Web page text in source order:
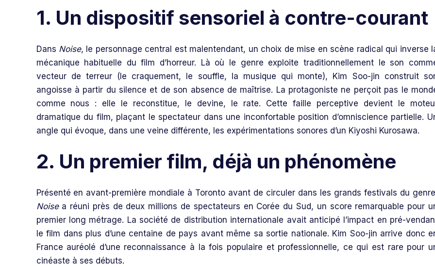
1. Un dispositif sensoriel à contre-courant
Dans Noise, le personnage central est malentendant, un choix de mise en scène radical qui inverse
mécanique habituelle du film d’horreur. Là où le genre exploite traditionnellement le son
vecteur de terreur (le craquement, le souffle, la musique qui monte), Kim Soo-jin construit
angoisse à partir du silence et de son absence de maîtrise. La protagoniste ne perçoit pas le
comme nous : elle le reconstitue, le devine, le rate. Cette faille perceptive devient le
dramatique du film, plaçant le spectateur dans une inconfortable position d’omniscience partielle.
angle qui évoque, dans une veine différente, les expérimentations sonores d’un Kiyoshi Kurosawa.
2. Un premier film, déjà un phénomène
Présenté en avant-première mondiale à Toronto avant de circuler dans les grands festivals du
Noisea réuni près de deux millions de spectateurs en Corée du Sud, un score remarquable pour
premier long métrage. La société de distribution internationale avait anticipé l’impact en pré-
le film dans plus d’une centaine de pays avant même sa sortie nationale. Kim Soo-jin arrive donc
France auréolé d’une reconnaissance à la fois populaire et professionnelle, ce qui est rare pour
cinéaste à ses débuts.